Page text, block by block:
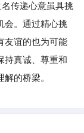
传递心意虽具挑
会。通过精心挑
友谊的也为可能
持真诚、尊重和
的桥梁。